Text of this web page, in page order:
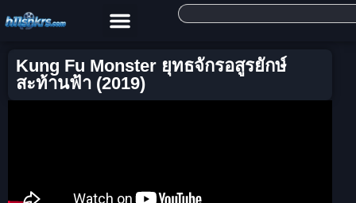
Kung Fu Monster ยุทธจักรอสูรยักษ์
สะท้านฟ้า (2019)